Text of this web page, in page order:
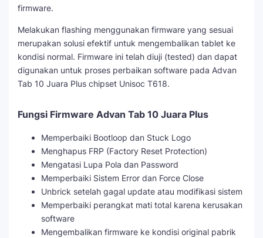
firmware.
Melakukan flashing menggunakan firmware yang sesuai
merupakan solusi efektif untuk mengembalikan tablet ke
kondisi normal. Firmware ini telah diuji (tested) dan dapat
digunakan untuk proses perbaikan software pada Advan
Tab 10 Juara Plus chipset Unisoc T618.
Fungsi Firmware Advan Tab 10 Juara Plus
Memperbaiki Bootloop dan Stuck Logo
Menghapus FRP (Factory Reset Protection)
Mengatasi Lupa Pola dan Password
Memperbaiki Sistem Error dan Force Close
Unbrick setelah gagal update atau modifikasi sistem
Memperbaiki perangkat mati total karena kerusakan
software
Mengembalikan firmware ke kondisi original pabrik